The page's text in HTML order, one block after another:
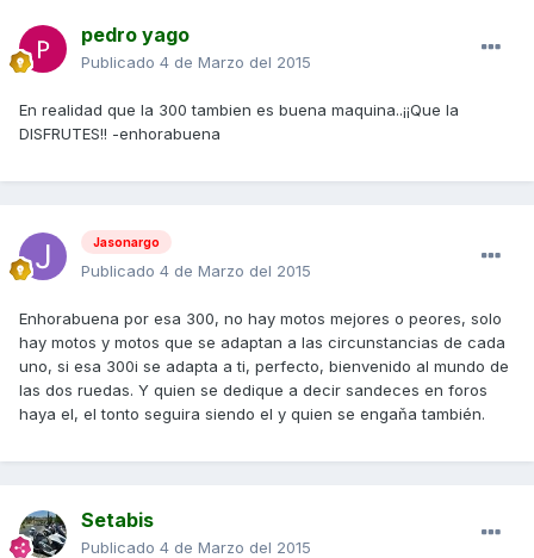
pedro yago
Publicado 4 de Marzo del 2015
En realidad que la 300 tambien es buena maquina..¡¡Que la
DISFRUTES!! -enhorabuena
Jasonargo
Publicado 4 de Marzo del 2015
Enhorabuena por esa 300, no hay motos mejores o peores, solo
hay motos y motos que se adaptan a las circunstancias de cada
uno, si esa 300i se adapta a ti, perfecto, bienvenido al mundo de
las dos ruedas. Y quien se dedique a decir sandeces en foros
haya el, el tonto seguira siendo el y quien se engaňa también.
Setabis
Publicado 4 de Marzo del 2015